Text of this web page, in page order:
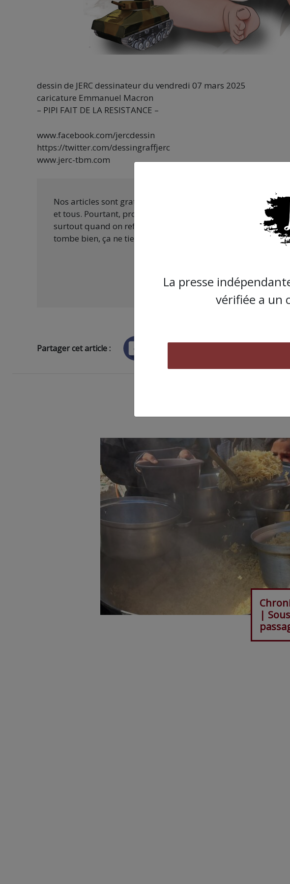
dessin de JERC dessinateur du vendredi 07 mars 2025
caricature Emmanuel Macron
– PIPI FAIT DE LA RESISTANCE –
www.facebook.com/jercdessin
https://twitter.com/dessingraffjerc
www.jerc-tbm.com
Nos articles sont gratuits car nous pensons que la presse
et tous. Pourtant, produire une information engagée et de
surtout quand on refuse d’être aux ordres de Bolloré et de
tombe bien, ça ne tient qu’à vous :
Partager cet article :
|
La presse
vérifiée a un